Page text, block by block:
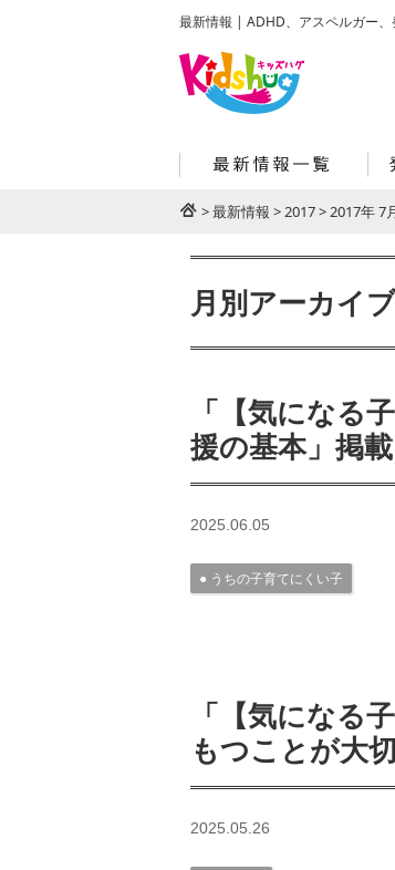
最新情報 | ADHD、アスペルガー
>最新情報 >2017>2017年 7
月別アーカイ
「【気になる
援の基本」掲載
2025.06.05
うちの子育てにくい子
「【気になる
もつことが大
2025.05.26